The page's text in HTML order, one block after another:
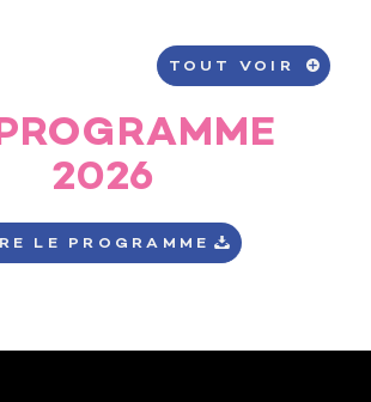
TOUT VOIR
2026
LE PROGRAMME